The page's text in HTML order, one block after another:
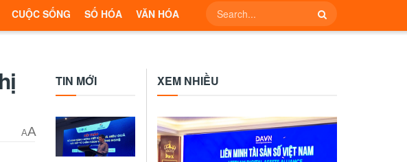
CUỘC SỐNG SỐ HÓA VĂN HÓA
AA
TIN MỚI XEM NHIỀU